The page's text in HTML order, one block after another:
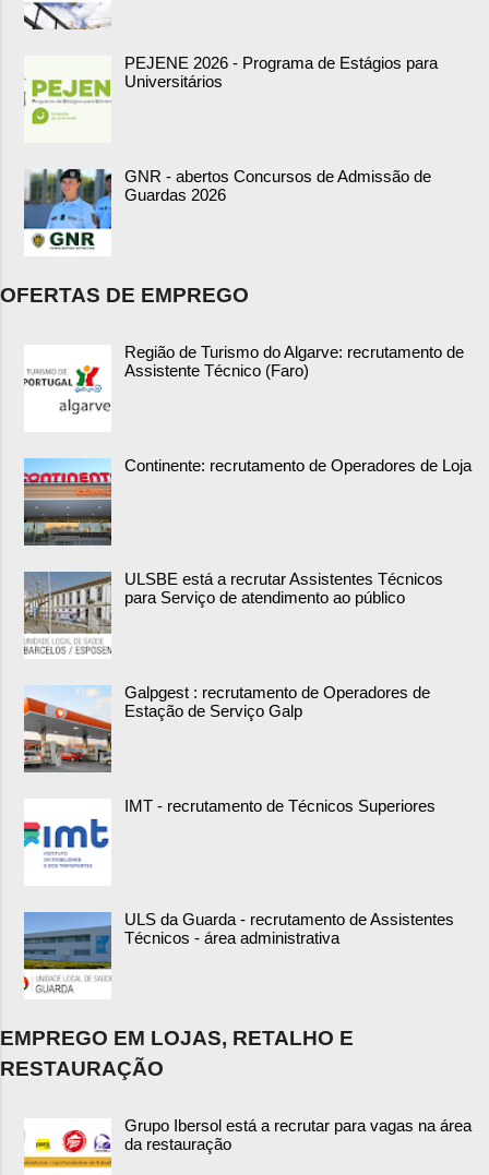
PEJENE 2026 - Programa de Estágios para
Universitários
GNR - abertos Concursos de Admissão de
Guardas 2026
OFERTAS DE EMPREGO
Região de Turismo do Algarve: recrutamento de
Assistente Técnico (Faro)
Continente: recrutamento de Operadores de Loja
ULSBE está a recrutar Assistentes Técnicos
para Serviço de atendimento ao público
Galpgest : recrutamento de Operadores de
Estação de Serviço Galp
IMT - recrutamento de Técnicos Superiores
ULS da Guarda - recrutamento de Assistentes
Técnicos - área administrativa
EMPREGO EM LOJAS, RETALHO E
RESTAURAÇÃO
Grupo Ibersol está a recrutar para vagas na área
da restauração